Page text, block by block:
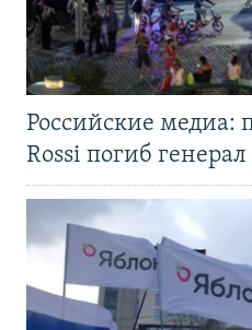
Российские медиа:
Rossi погиб